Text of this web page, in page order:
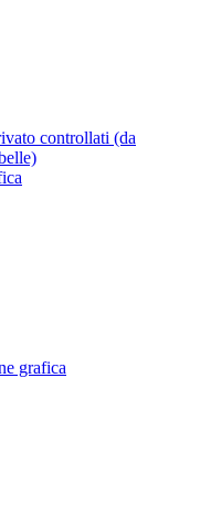
controllati (da
grafica